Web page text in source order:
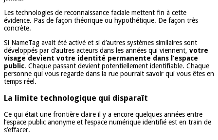
Les technologies de reconnaissance faciale mettent fin à cette
évidence. Pas de façon théorique ou hypothétique. De façon très
concrète.
Si NameTag avait été activé et si d’autres systèmes similaires sont
développés par d’autres acteurs dans les années qui viennent, votre
visage devient votre identité permanente dans l’espace
public. Chaque passant devient potentiellement identifiable. Chaque
personne qui vous regarde dans la rue pourrait savoir qui vous êtes en
temps réel.
La limite technologique qui disparaît
Ce qui était une frontière claire il y a encore quelques années entre
l’espace public anonyme et l’espace numérique identifié est en train de
s’effacer.